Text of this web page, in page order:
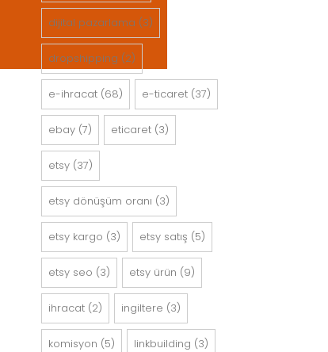
dijital pazarlama (3)
dropshipping (2)
e-ihracat (68) e-ticaret (37)
ebay (7) eticaret (3)
etsy (37)
etsy dönüşüm oranı (3)
etsy kargo (3) etsy satış (5)
etsy seo (3) etsy ürün (9)
ihracat (2) ingiltere (3)
komisyon (5) linkbuilding (3)